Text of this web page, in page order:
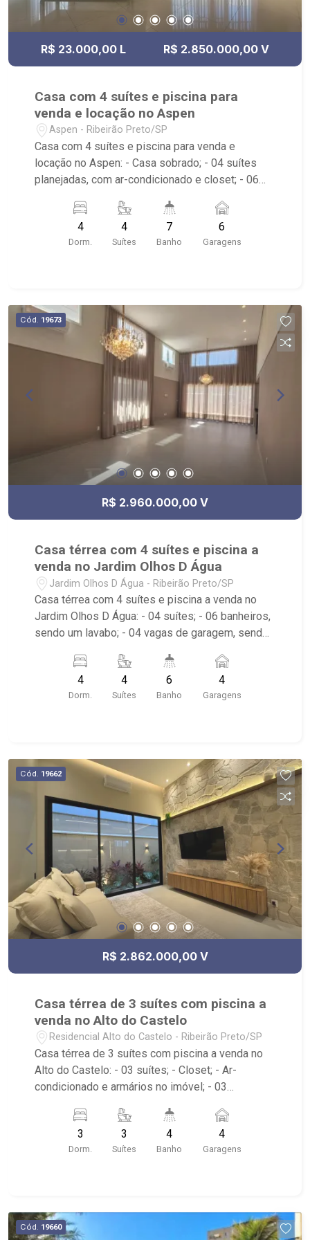
R$ 23.000,00 L R$ 2.850.000,00 V
Casa com 4 suítes e piscina para
venda e locação no Aspen
Aspen - Ribeirão Preto/SP
Casa com 4 suítes e piscina para venda e
locação no Aspen: - Casa sobrado; - 04 suítes
planejadas, com ar-condicionado e closet; - 06
- Lavabo; - Sala de estar; - Sala de jantar; - Sala
dois ambientes; - Escritório; - Home Theater; -
Cozinha planejada; - Despensa; - Área de serviço
Condomínio com portaria 24h e salão de festas; -
Próximo a Rodovia Antônio Machado Sant`Anna.
4
Dorm.
4
Suítes
7
Banho
6
Garagens
Cód. 19673
R$ 2.960.000,00 V
Casa térrea com 4 suítes e piscina a
venda no Jardim Olhos D Água
Jardim Olhos D Água - Ribeirão Preto/SP
Casa térrea com 4 suítes e piscina a venda no
Jardim Olhos D Água: - 04 suítes; - 06 banheiros,
sendo um lavabo; - 04 vagas de garagem, sendo
Serviço; - Churrasqueira; - Piscina; - Aquecimento
solar; - Condomínio com Portaria 24 horas; -
Localizado próximo ao Gelato Borelli, Parque
4
Dorm.
4
Suítes
6
Banho
4
Garagens
Cód. 19662
R$ 2.862.000,00 V
Casa térrea de 3 suítes com piscina a
venda no Alto do Castelo
Residencial Alto do Castelo - Ribeirão Preto/SP
Casa térrea de 3 suítes com piscina a venda no
Alto do Castelo: - 03 suítes; - Closet; - Ar-
condicionado e armários no imóvel; - 03
de garagem, sendo duas cobertas; - Sala dois
ambientes; - Cozinha Gourmet; - Área de Serviço
planejada; - Varanda com fechamento em vidro; -
Localizado próximo ao Residencial Alto do Vale,
Condomínio Fazenda Santa Maria, fácil acesso
3
Dorm.
3
Suítes
4
Banho
4
Garagens
Cód. 19660